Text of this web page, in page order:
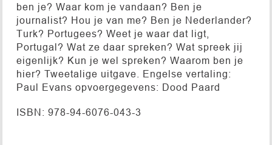
ben je? Waar kom je vandaan? Ben je
journalist? Hou je van me? Ben je Nederlander?
Turk? Portugees? Weet je waar dat ligt,
Portugal? Wat ze daar spreken? Wat spreek jij
eigenlijk? Kun je wel spreken? Waarom ben je
hier? Tweetalige uitgave. Engelse vertaling:
Paul Evans opvoergegevens: Dood Paard
ISBN: 978-94-6076-043-3